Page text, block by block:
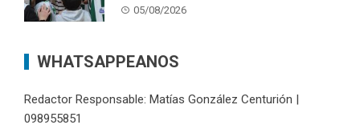
05/08/2026
WHATSAPPEANOS
Redactor Responsable: Matías González Centurión |
098955851